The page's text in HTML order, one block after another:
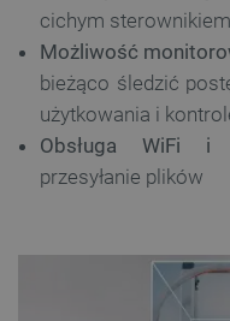
cichym sterownikiem
Możliwość
bieżąco śledzić
użytkowania i
Obsługa WiFi i
przesyłanie plików